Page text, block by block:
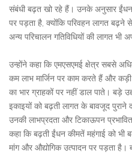
संबंधी बढ़त खो रहे हैं। उनके अनुसार ईंधन
पर पड़ता है, क्योंकि परिवहन लागत
अन्य परिचालन गतिविधियों की लागत भी
उन्होंने कहा कि एमएसएमई क्षेत्र सबसे
कम लाभ मार्जिन पर काम करते हैं और कड़ी
का भार ग्राहकों पर नहीं डाल पाते। बड़े
इकाइयों को बढ़ती लागत के बावजूद पुराने
उनकी लाभप्रदता और टिकाऊपन
कहा कि बढ़ती ईंधन कीमतें महंगाई को भी
मांग और औद्योगिक उत्पादन पर पड़ता है।